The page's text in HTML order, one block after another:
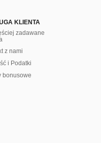
KLIENTA
zadawane
z nami
i Podatki
bonusowe